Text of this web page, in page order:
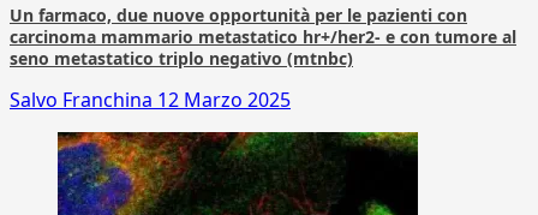
Un farmaco, due nuove opportunità per le pazienti con
carcinoma mammario metastatico hr+/her2- e con tumore al
seno metastatico triplo negativo (mtnbc)
Salvo Franchina 12 Marzo 2025